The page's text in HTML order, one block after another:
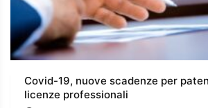
Covid-19, nuove scadenze per
licenze professionali